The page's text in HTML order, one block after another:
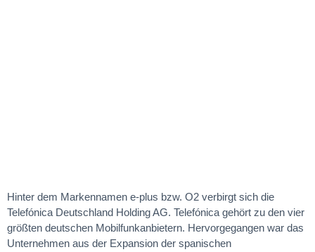
Hinter dem Markennamen e-plus bzw. O2 verbirgt sich die
Telefónica Deutschland Holding AG. Telefónica gehört zu den vier
größten deutschen Mobilfunkanbietern. Hervorgegangen war das
Unternehmen aus der Expansion der spanischen